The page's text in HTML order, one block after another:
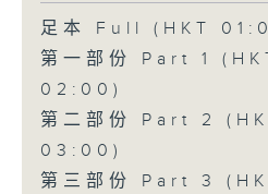
足本 Full (HKT
第一部份 Part 1
02:00)
第二部份 Part 2
03:00)
第三部份 Part 3